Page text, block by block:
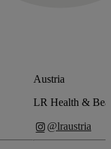
Austria
LR Health &
@lraustria